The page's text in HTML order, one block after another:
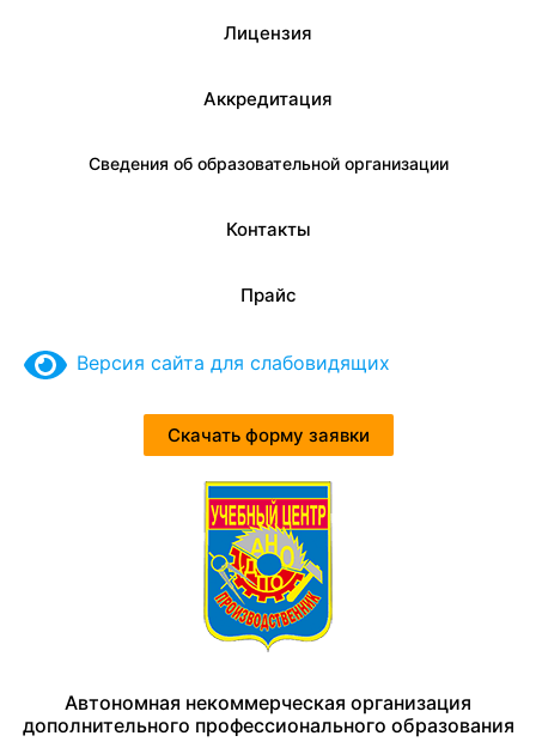
Лицензия
Аккредитация
Сведения об образовательной организации
Контакты
Прайс
Версия сайта для слабовидящих
Скачать форму заявки
Автономная некоммерческая организация
дополнительного профессионального образования